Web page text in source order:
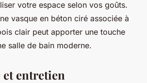
votre espace selon vos goûts.
vasque en béton ciré associée à
clair peut apporter une touche
salle de bain moderne.
entretien